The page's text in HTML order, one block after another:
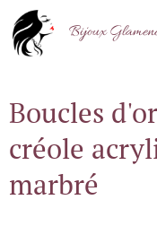
Bijoux
Boucles
créole
marbré